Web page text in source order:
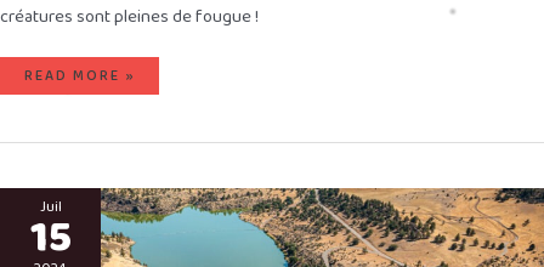
créatures sont pleines de fougue !
READ MORE »
Juil
15
APRÈS
LE
DÉLUGE
–
LA
PLUS